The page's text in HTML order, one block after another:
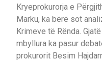
Kryeprokurorja e
Marku, ka bërë sot
Krimeve të Rënda.
mbyllura ka pasur
prokurorit Besim